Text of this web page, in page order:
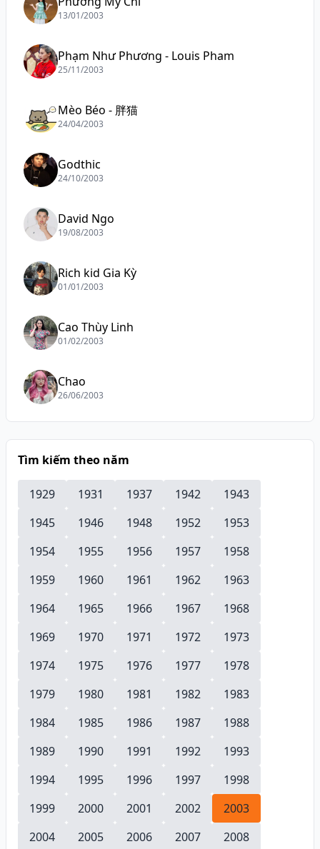
13/01/2003
Phạm Như Phương - Louis Pham
25/11/2003
Mèo Béo - 胖猫
24/04/2003
Godthic
24/10/2003
David Ngo
19/08/2003
Rich kid Gia Kỳ
01/01/2003
Cao Thùy Linh
01/02/2003
Chao
26/06/2003
Tìm kiếm theo năm
1929 1931 1937 1942
1943
1945
1946 1948 1952
1953
1954
1955 1956 1957
1958
1959
1960 1961 1962
1963
1964
1965 1966 1967
1968
1969
1970 1971 1972
1973
1974
1975 1976 1977
1978
1979
1980 1981 1982
1983
1984
1985 1986 1987
1988
1989
1990 1991 1992
1993
1994
1995 1996 1997
1998
1999
2000 2001 2002
2003
2004
2005 2006 2007
2008